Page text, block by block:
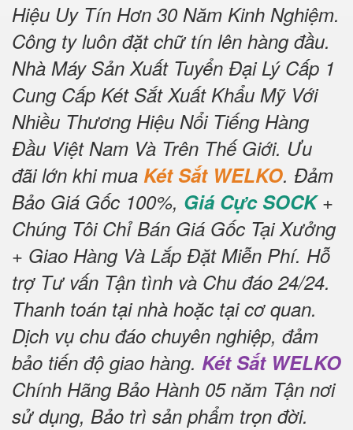
Hiệu Uy Tín Hơn 30 Năm Kinh Nghiệm.
Công ty luôn đặt chữ tín lên hàng đầu.
Nhà Máy Sản Xuất Tuyển Đại Lý Cấp 1
Cung Cấp Két Sắt Xuất Khẩu Mỹ Với
Nhiều Thương Hiệu Nổi Tiếng Hàng
Đầu Việt Nam Và Trên Thế Giới. Ưu
đãi lớn khi mua Két Sắt WELKO. Đảm
Bảo Giá Gốc 100%, Giá Cực SOCK+
Chúng Tôi Chỉ Bán Giá Gốc Tại Xưởng
+ Giao Hàng Và Lắp Đặt Miễn Phí. Hỗ
trợ Tư vấn Tận tình và Chu đáo 24/24.
Thanh toán tại nhà hoặc tại cơ quan.
Dịch vụ chu đáo chuyên nghiệp, đảm
bảo tiến độ giao hàng. Két Sắt WELKO
Chính Hãng Bảo Hành 05 năm Tận nơi
sử dụng, Bảo trì sản phẩm trọn đời.